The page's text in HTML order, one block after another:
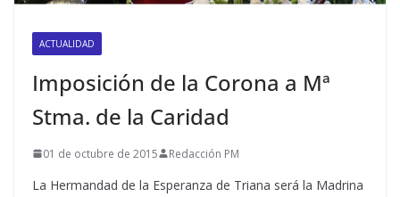
ACTUALIDAD
Imposición de la Corona a Mª
Stma. de la Caridad
01 de octubre de 2015 Redacción PM
La Hermandad de la Esperanza de Triana será la Madrina